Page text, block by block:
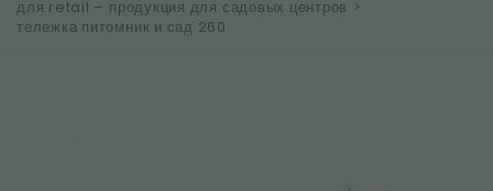
для retail – продукция для садовых центров >
тележка питомник и сад 260